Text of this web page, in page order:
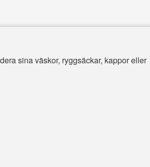
sina väskor, ryggsäckar, kappor eller